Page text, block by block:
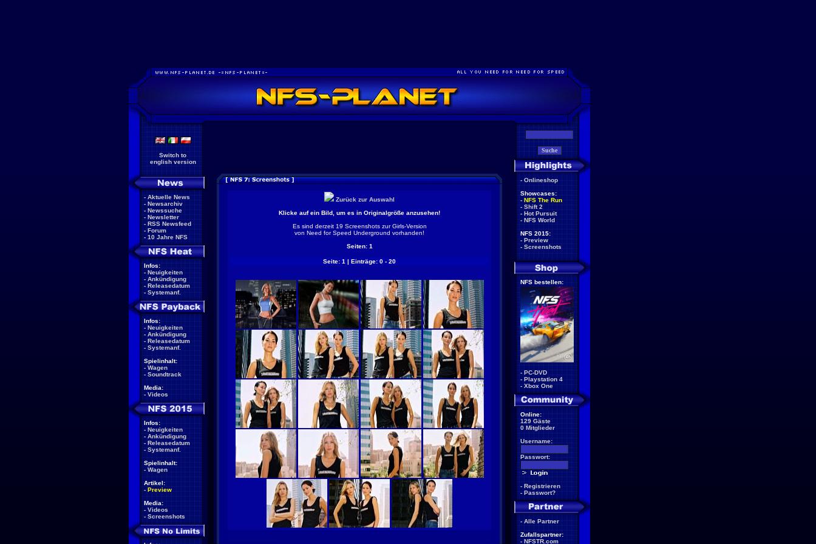
Switch to
english version
- Aktuelle News
- Newsarchiv
- Newssuche
- Newsletter
- RSS Newsfeed
- Forum
- 10 Jahre NFS
Infos:
- Neuigkeiten
- Ankündigung
- Releasedatum
- Systemanf.
Infos:
- Neuigkeiten
- Ankündigung
- Releasedatum
- Systemanf.
Spielinhalt:
- Wagen
- Soundtrack
Media:
- Videos
Infos:
- Neuigkeiten
- Ankündigung
- Releasedatum
- Systemanf.
Spielinhalt:
- Wagen
Artikel:
- Preview
Media:
- Videos
- Screenshots
Zurück zur Auswahl
Klicke auf ein Bild, um es in Originalgröße anzusehen!
Es sind derzeit 19 Screenshots zur Girls-Version
von Need for Speed Underground vorhanden!
Seiten: 1
Seite: 1 | Einträge: 0 - 20
- Onlineshop
Showcases:
- NFS The Run
- Shift 2
- Hot Pursuit
- NFS World
NFS 2015:
- Preview
- Screenshots
NFS bestellen:
- PC-DVD
- Playstation 4
- Xbox One
Online:
129 Gäste
0 Mitglieder
Username:
Passwort:
- Registrieren
- Passwort?
- Alle Partner
Zufallspartner:
- NFSTR.com